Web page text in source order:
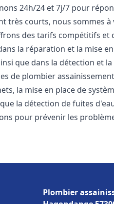
24h/24 et 7j/7 pour
très courts, nous sommes à
des tarifs compétitifs et
la réparation et la mise
que dans la détection et
de plombier
la mise en place de
la détection de fuites
pour prévenir les
Plombier